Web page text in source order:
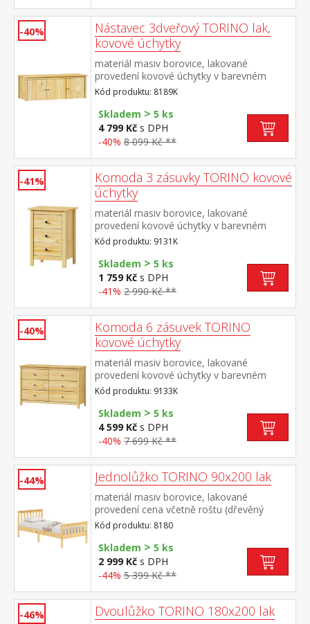
JANA ID30400225
-40%
Nástavec 3dveřový TORINO lak,
kovové úchytky
materiál masiv borovice, lakované
provedení kovové úchytky v barevném
provedení černěná mosaz nástavec pro
skříň 8089K
Kód produktu: 8189K
Skladem > 5 ks
4 799 Kč s DPH
-40% 8 099 Kč **
-41%
Komoda 3 zásuvky TORINO kovové
úchytky
materiál masiv borovice, lakované
provedení kovové úchytky v barevném
provedení černěná mosaz tři zásuvky s
kovovými pojezdy
Kód produktu: 9131K
Skladem > 5 ks
1 759 Kč s DPH
-41% 2 990 Kč **
-40%
Komoda 6 zásuvek TORINO
kovové úchytky
materiál masiv borovice, lakované
provedení kovové úchytky v barevném
provedení černěná mosaz šest zásuvek s
kovovými pojezdy
Kód produktu: 9133K
Skladem > 5 ks
4 599 Kč s DPH
-40% 7 699 Kč **
-44% Jednolůžko TORINO 90x200 lak
materiál masiv borovice, lakované
provedení cena včetně roštu (dřevěný
laťkový) bez matrace doporučený rozměr
matrace 90 × 200 cm
Kód produktu: 8180
Skladem > 5 ks
2 999 Kč s DPH
-44% 5 399 Kč **
-46% Dvoulůžko TORINO 180x200 lak